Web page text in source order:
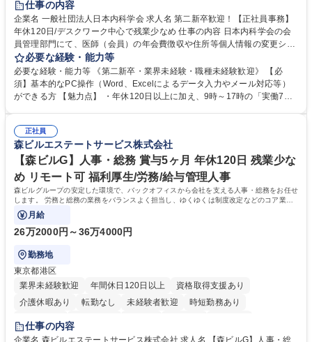
仕事の内容
企業名 一般社団法人日本内科学会 求人名 第二新卒歓迎！【正社員事務】
年休120日/デスクワーク中心で残業少なめ 仕事の内容 日本内科学会の会
員管理部門にて、医師（会員）の年会費徴収や住所等個人情報の変更シス
テム入力、電話・FAX対応をお任せします。将来的には、各種委員会の運
営事務局業務などにも幅広く携わっていただきます。 【会員管理・データ
入力業務】 ・医師（会員）の住所変更、個人情報のシステム登録・更新
・年会費の徴収管理や入金データの照合確認 【問い合わせ対応】 ・会員
年休120日/デスクワーク中心で残業少なめ
必要な経験・能力等
必要な経験・能力等 《第二新卒・業界未経験・職種未経験歓迎》 【必
須】基本的なPC操作（Word、Excelによるデータ入力やメール対応等）
ができる方 【魅力点】 ・年休120日以上に加え、9時～17時の「実働7時
整、資料作成、当日の運営サポート 学歴・資格 学歴：大学院 大学 語学
力： 資格：
正社員
森ビルエステートサービス株式会社
【森ビルG】人事・総務 賞与5ヶ月 年休120日 残業少な
め リモート可 福利厚生/労務/給与管理人事
森ビルグループの安定した環境で、バックオフィスから会社を支える人事・総務をお任せ
します。 労務と総務の業務をバランスよく担当し、ゆくゆくは制度改定などのコア業務
にも挑戦できる、やりがいある環境です。
月給
26万2000円～36万4000円
勤務地
東京都港区
業界未経験歓迎
年間休日120日以上
資格取得支援あり
介護休暇あり
転勤なし 未経験者歓迎
時短勤務あり
経験者歓迎
完全週休2日制
交通費支給 長期歓迎 駅近5分以内 土日祝休み
仕事の内容
企業名 森ビルエステートサービス株式会社 求人名 【森ビルG】人事・総